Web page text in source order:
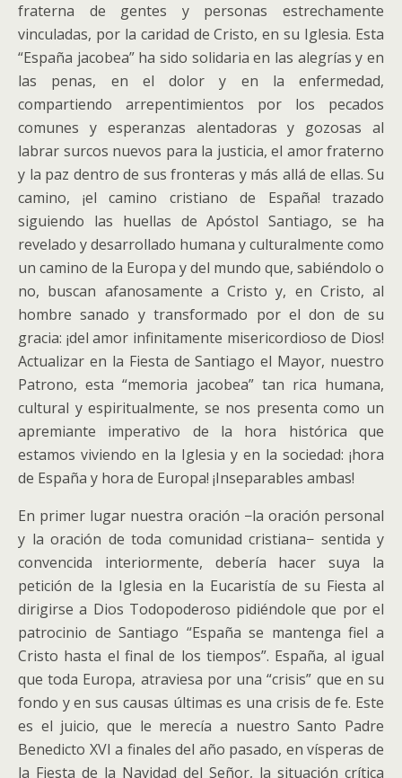
fraterna de gentes y personas estrechamente
vinculadas, por la caridad de Cristo, en su Iglesia. Esta
“España jacobea” ha sido solidaria en las alegrías y en
las penas, en el dolor y en la enfermedad,
compartiendo arrepentimientos por los pecados
comunes y esperanzas alentadoras y gozosas al
labrar surcos nuevos para la justicia, el amor fraterno
y la paz dentro de sus fronteras y más allá de ellas. Su
camino, ¡el camino cristiano de España! trazado
siguiendo las huellas de Apóstol Santiago, se ha
revelado y desarrollado humana y culturalmente como
un camino de la Europa y del mundo que, sabiéndolo o
no, buscan afanosamente a Cristo y, en Cristo, al
hombre sanado y transformado por el don de su
gracia: ¡del amor infinitamente misericordioso de Dios!
Actualizar en la Fiesta de Santiago el Mayor, nuestro
Patrono, esta “memoria jacobea” tan rica humana,
cultural y espiritualmente, se nos presenta como un
apremiante imperativo de la hora histórica que
estamos viviendo en la Iglesia y en la sociedad: ¡hora
de España y hora de Europa! ¡Inseparables ambas!
En primer lugar nuestra oración −la oración personal
y la oración de toda comunidad cristiana− sentida y
convencida interiormente, debería hacer suya la
petición de la Iglesia en la Eucaristía de su Fiesta al
dirigirse a Dios Todopoderoso pidiéndole que por el
patrocinio de Santiago “España se mantenga fiel a
Cristo hasta el final de los tiempos”. España, al igual
que toda Europa, atraviesa por una “crisis” que en su
fondo y en sus causas últimas es una crisis de fe. Este
es el juicio, que le merecía a nuestro Santo Padre
Benedicto XVI a finales del año pasado, en vísperas de
la Fiesta de la Navidad del Señor, la situación crítica